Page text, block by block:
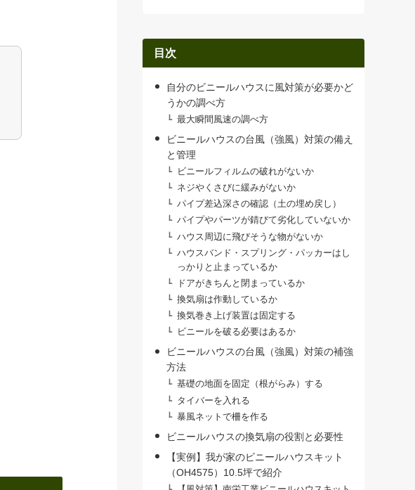
目次
自分のビニールハウスに風対策が必要かど
うかの調べ方
最大瞬間風速の調べ方
ビニールハウスの台風（強風）対策の備え
と管理
ビニールフィルムの破れがないか
ネジやくさびに緩みがないか
パイプ差込深さの確認（土の埋め戻し）
パイプやパーツが錆びて劣化していないか
ハウス周辺に飛びそうな物がないか
ハウスバンド・スプリング・パッカーはし
っかりと止まっているか
ドアがきちんと閉まっているか
換気扇は作動しているか
換気巻き上げ装置は固定する
ビニールを破る必要はあるか
ビニールハウスの台風（強風）対策の補強
方法
基礎の地面を固定（根がらみ）する
タイバーを入れる
暴風ネットで柵を作る
ビニールハウスの換気扇の役割と必要性
【実例】我が家のビニールハウスキット
（OH4575）10.5坪で紹介